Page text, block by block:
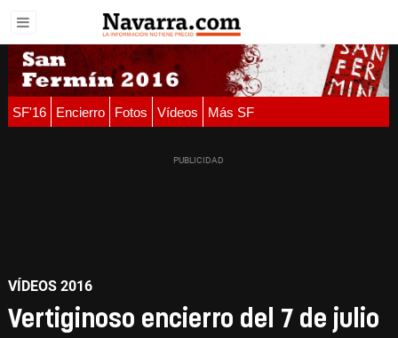
SF'16 Encierro Fotos Vídeos Más SF
VÍDEOS 2016
Vertiginoso encierro del 7 de julio